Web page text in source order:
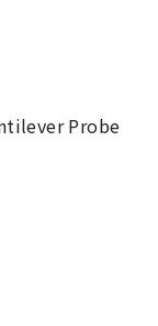
Probe